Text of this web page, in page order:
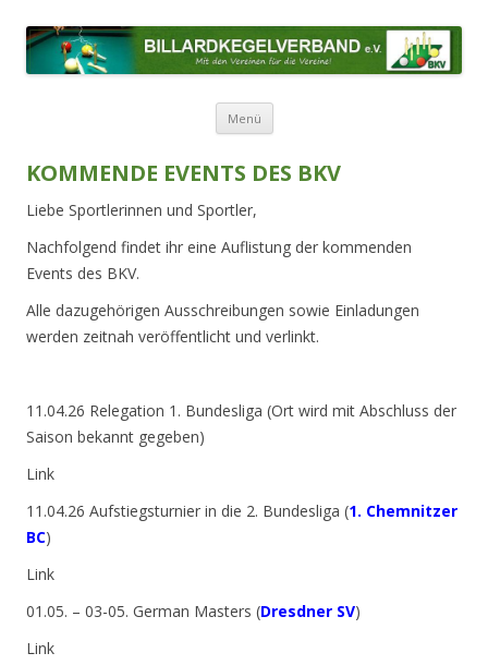
Menü Zum Inhalt springen
KOMMENDE EVENTS DES BKV
Liebe Sportlerinnen und Sportler,
Nachfolgend findet ihr eine Auflistung der kommenden
Events des BKV.
Alle dazugehörigen Ausschreibungen sowie Einladungen
werden zeitnah veröffentlicht und verlinkt.
11.04.26 Relegation 1. Bundesliga (Ort wird mit Abschluss der
Saison bekannt gegeben)
Link
11.04.26 Aufstiegsturnier in die 2. Bundesliga (1. Chemnitzer
BC)
Link
01.05. – 03-05. German Masters (Dresdner SV)
Link